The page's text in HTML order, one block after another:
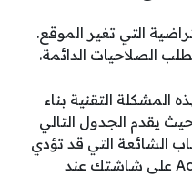
التي تغير الموقع.
الصلاحيات الدائمة.
المشكلة التقنية بناء
يقدم الجدول التالي
الشائعة التي قد تؤدي
إلى ظهور تحذير Access Denied على شاشتك عند